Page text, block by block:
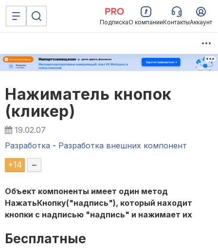
ПодпискаО компанииКонтактыАккаунт
Нажиматель кнопок
(кликер)
19.02.07
Разработка - Разработка внешних компонент
+14 –
Объект компоненты имеет один метод
НажатьКнопку("надпись"), который находит
кнопки с надписью "надпись" и нажимает их
Бесплатные